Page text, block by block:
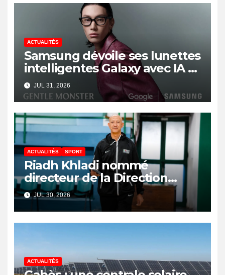
ACTUALITÉS
Samsung dévoile ses lunettes
intelligentes Galaxy avec IA et
Gemini
JUL 31, 2026
ACTUALITÉS SPORT
Riadh Khladi nommé
directeur de la Direction
Nationale de l’Arbitrage
JUL 30, 2026
ACTUALITÉS